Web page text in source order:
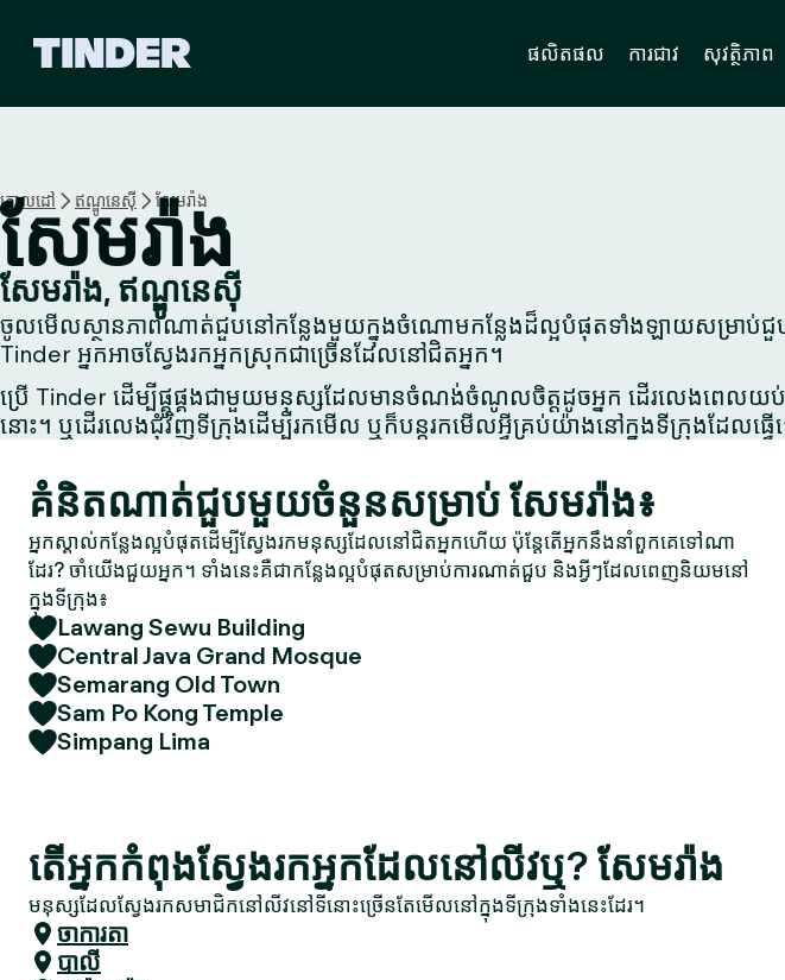
i
n
d
e
r
ផលិតផល ការជាវ សុវត្ថិភាព
គោលដៅ ឥណ្ឌូនេស៊ី សែមរ៉ាង
សែមរ៉ាង
សែមរ៉ាង, ឥណ្ឌូនេស៊ី
ចូលមើលស្ថានភាពណាត់ជួបនៅកន្លែងមួយក្នុងចំណោមកន្លែងដ៏ល្អបំផុតទាំងឡាយសម្រាប់ជួបម
Tinder អ្នកអាចស្វែងរកអ្នកស្រុកជាច្រើនដែលនៅជិតអ្នក។
ប្រើ Tinder ដើម្បីផ្គូផ្គងជាមួយមនុស្សដែលមានចំណង់ចំណូលចិត្តដូចអ្នក ដើរលេងពេលយប់
នោះ។ ឬដើរលេងជុំវិញទីក្រុងដើម្បីរកមើល ឬក៏បន្តរកមើលអ្វីគ្រប់យ៉ាងនៅក្នុងទីក្រុងដែលធ្វ
គំនិតណាត់ជួបមួយចំនួនសម្រាប់ សែមរ៉ាង៖
អ្នកស្គាល់កន្លែងល្អបំផុតដើម្បីស្វែងរកមនុស្សដែលនៅជិតអ្នកហើយ ប៉ុន្តែតើអ្នកនឹងនាំពួកគេទៅណា
ដែរ? ចាំយើងជួយអ្នក។ ទាំងនេះគឺជាកន្លែងល្អបំផុតសម្រាប់ការណាត់ជួប និងអ្វីៗដែលពេញនិយមនៅ
ក្នុងទីក្រុង៖
Lawang Sewu Building
Central Java Grand Mosque
Semarang Old Town
Sam Po Kong Temple
Simpang Lima
តើអ្នកកំពុងស្វែងរកអ្នកដែលនៅលីវឬ? សែមរ៉ាង
មនុស្សដែលស្វែងរកសមាជិកនៅលីវនៅទីនោះច្រើនតែមើលនៅក្នុងទីក្រុងទាំងនេះដែរ។
ចាការតា
បាលី